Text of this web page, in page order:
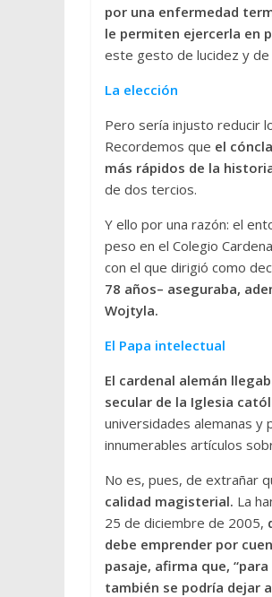
por una enfermedad
le permiten ejercerla en
este gesto de lucidez y de
La elección
Pero sería injusto reducir
Recordemos que el
más rápidos de la
de dos tercios.
Y ello por una razón: el
peso en el Colegio
con el que dirigió como
78 años– aseguraba,
Wojtyla.
El Papa intelectual
El cardenal alemán
secular de la Iglesia
universidades alemanas y
innumerables artículos
No es, pues, de extrañar
calidad magisterial. La
25 de diciembre de 2005,
debe emprender por
pasaje, afirma que,
también se podría dejar